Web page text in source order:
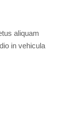
aliquam
in vehicula